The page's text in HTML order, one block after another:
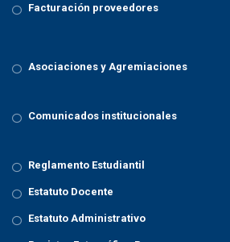
Facturación proveedores
Asociaciones y Agremiaciones
Comunicados institucionales
Reglamento Estudiantil
Estatuto Docente
Estatuto Administrativo